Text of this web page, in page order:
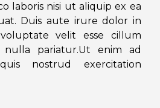
laboris nisi ut aliquip ex ea
Duis aute irure dolor in
velit esse cillum
pariatur.Ut enim ad
nostrud exercitation